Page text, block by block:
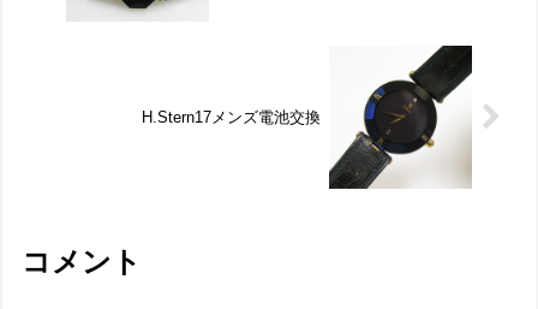
H.Stern17メンズ電池交換
コメント